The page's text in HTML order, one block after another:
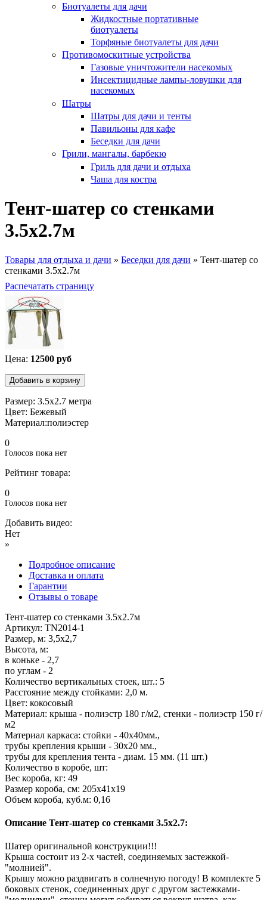
Биотуалеты для дачи
Жидкостные портативные
биотуалеты
Торфяные биотуалеты для дачи
Противомоскитные устройства
Газовые уничтожители насекомых
Инсектицидные лампы-ловушки для
насекомых
Шатры
Шатры для дачи и тенты
Павильоны для кафе
Беседки для дачи
Грили, мангалы, барбекю
Гриль для дачи и отдыха
Чаша для костра
Тент-шатер со стенками
3.5х2.7м
Вы здесь
Товары для отдыха и дачи » Беседки для дачи » Тент-шатер со
стенками 3.5х2.7м
Распечатать страницу
Цена: 12500 руб
Размер: 3.5х2.7 метра
Цвет: Бежевый
Материал:полиэстер
0
Голосов пока нет
Рейтинг товара:
0
Голосов пока нет
Добавить видео:
Нет
»
Подробное описание
Доставка и оплата
Гарантии
Отзывы о товаре
Тент-шатер со стенками 3.5х2.7м
Артикул: TN2014-1
Размер, м: 3,5х2,7
Высота, м:
в коньке - 2,7
по углам - 2
Количество вертикальных стоек, шт.: 5
Расстояние между стойками: 2,0 м.
Цвет: кокосовый
Материал: крыша - полиэстр 180 г/м2, стенки - полиэстр 150 г/
м2
Материал каркаса: стойки - 40х40мм.,
трубы крепления крыши - 30х20 мм.,
трубы для крепления тента - диам. 15 мм. (11 шт.)
Количество в коробе, шт:
Вес короба, кг: 49
Размер короба, см: 205х41х19
Объем короба, куб.м: 0,16
Описание Тент-шатер со стенками 3.5х2.7:
Шатер оригинальной конструкции!!!
Крыша состоит из 2-х частей, соединяемых застежкой-
"молнией".
Крышу можно раздвигать в солнечную погоду! В комплекте 5
боковых стенок, соединенных друг с другом застежками-